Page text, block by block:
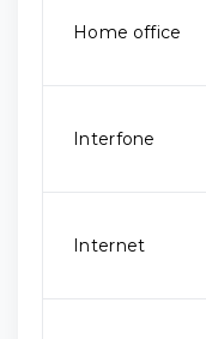
Home office
Interfone
Internet